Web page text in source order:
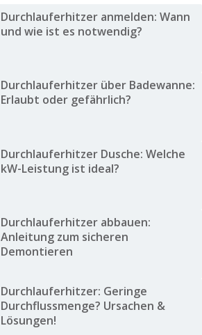
Durchlauferhitzer anmelden: Wann
und wie ist es notwendig?
Durchlauferhitzer über Badewanne:
Erlaubt oder gefährlich?
Durchlauferhitzer Dusche: Welche
kW-Leistung ist ideal?
Durchlauferhitzer abbauen:
Anleitung zum sicheren
Demontieren
Durchlauferhitzer: Geringe
Durchflussmenge? Ursachen &
Lösungen!